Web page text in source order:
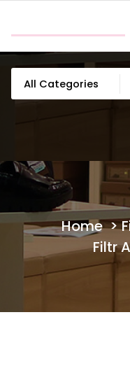
content
Home>
Filtr